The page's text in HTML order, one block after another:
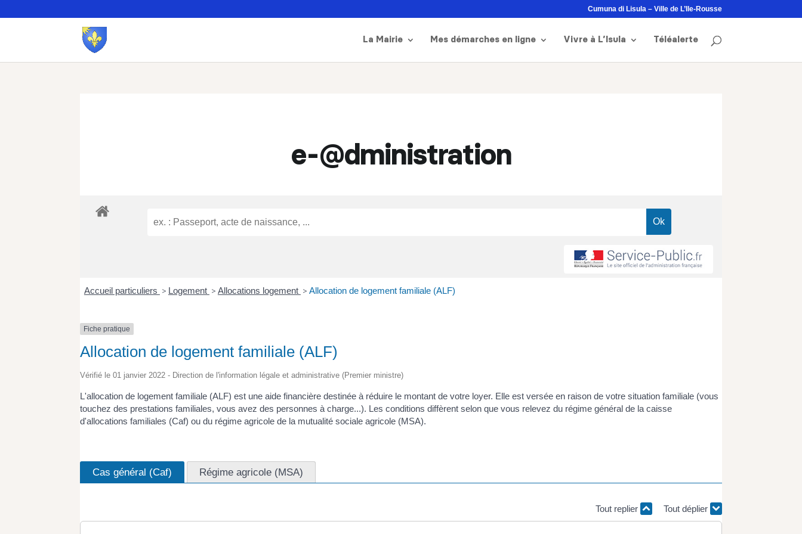
Cumuna di Lisula – Ville de L’Ile-Rousse
La Mairie Mes démarches en ligne Vivre à L’Isula Téléalerte
e-@dministration
Accueil particuliers > Logement > Allocations logement > Allocation de logement familiale (ALF)
Fiche pratique
Allocation de logement familiale (ALF)
Vérifié le 01 janvier 2022 - Direction de l'information légale et administrative (Premier ministre)
L'allocation de logement familiale (ALF) est une aide financière destinée à réduire le montant de votre loyer. Elle est versée en raison de votre situation familiale (vous
touchez des prestations familiales, vous avez des personnes à charge...). Les conditions diffèrent selon que vous relevez du régime général de la caisse
d'allocations familiales (Caf) ou du régime agricole de la mutualité sociale agricole (MSA).
Cas général (Caf) Régime agricole (MSA)
Tout replier Tout déplier